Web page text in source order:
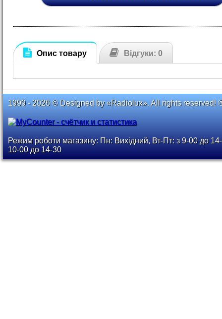
Опис товару Відгуки: 0
1999 - 2026 © Designed by «Radiolux». All rights reserved!
Режим роботи магазину: Пн: Вихідний, Вт-Пт: з 9-00 до
10-00 до 14-30